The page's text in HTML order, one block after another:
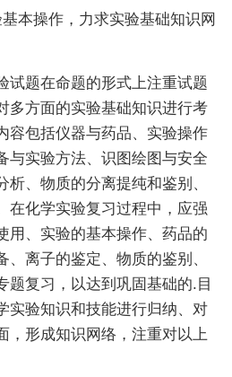
操作，力求实验基础知识网
题在命题的形式上注重试题
多方面的实验基础知识进行考
容包括仪器与药品、实验操作
与实验方法、识图绘图与安全
、物质的分离提纯和鉴别、
在化学实验复习过程中，应强
用、实验的基本操作、药品的
离子的鉴定、物质的鉴别、
题复习，以达到巩固基础的.目
实验知识和技能进行归纳、对
，形成知识网络，注重对以上